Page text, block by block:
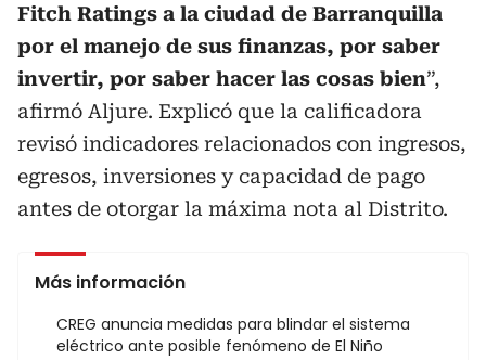
Fitch Ratings a la ciudad de Barranquilla
por el manejo de sus finanzas, por saber
invertir, por saber hacer las cosas bien”,
afirmó Aljure. Explicó que la calificadora
revisó indicadores relacionados con ingresos,
egresos, inversiones y capacidad de pago
antes de otorgar la máxima nota al Distrito.
Más información
CREG anuncia medidas para blindar el sistema
eléctrico ante posible fenómeno de El Niño